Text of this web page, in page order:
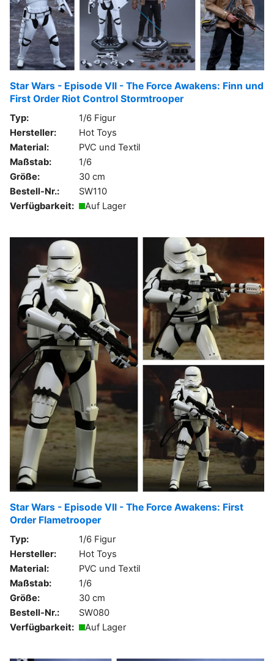
Star Wars - Episode VII - The Force Awakens: Finn und
First Order Riot Control Stormtrooper
Typ:
1/6 Figur
Hersteller:
Hot Toys
Material:
PVC und Textil
Maßstab:
1/6
Größe:
30 cm
Bestell-Nr.:
SW110
Verfügbarkeit:
Auf Lager
Star Wars - Episode VII - The Force Awakens: First
Order Flametrooper
Typ:
1/6 Figur
Hersteller:
Hot Toys
Material:
PVC und Textil
Maßstab:
1/6
Größe:
30 cm
Bestell-Nr.:
SW080
Verfügbarkeit:
Auf Lager